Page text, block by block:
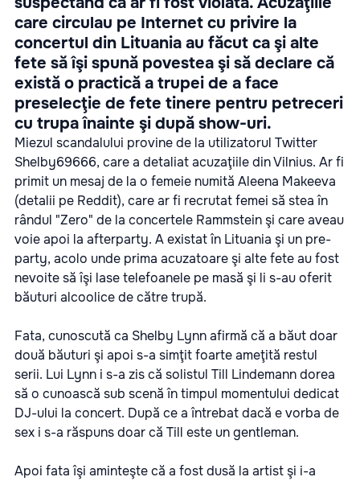
care circulau pe Internet cu privire la
concertul din Lituania au făcut ca şi alte
fete să îşi spună povestea şi să declare că
există o practică a trupei de a face
preselecţie de fete tinere pentru petreceri
cu trupa înainte şi după show-uri.
Miezul scandalului provine de la utilizatorul Twitter
Shelby69666, care a detaliat acuzaţiile din Vilnius. Ar fi
primit un mesaj de la o femeie numită Aleena Makeeva
(detalii pe Reddit), care ar fi recrutat femei să stea în
rândul "Zero" de la concertele Rammstein şi care aveau
voie apoi la afterparty. A existat în Lituania şi un pre-
party, acolo unde prima acuzatoare şi alte fete au fost
nevoite să îşi lase telefoanele pe masă şi li s-au oferit
băuturi alcoolice de către trupă.
Fata, cunoscută ca Shelby Lynn afirmă că a băut doar
două băuturi şi apoi s-a simţit foarte ameţită restul
serii. Lui Lynn i s-a zis că solistul Till Lindemann dorea
să o cunoască sub scenă în timpul momentului dedicat
DJ-ului la concert. După ce a întrebat dacă e vorba de
sex i s-a răspuns doar că Till este un gentleman.
Apoi fata îşi aminteşte că a fost dusă la artist şi i-a